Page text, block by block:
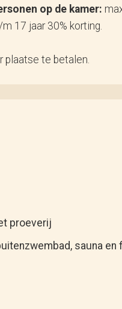
op de kamer:
17 jaar 30% korting.
plaatse te betalen.
proeverij
sauna en